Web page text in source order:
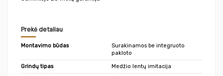
Prekė detaliau
Montavimo būdas
Surakinamos be integruoto
pakloto
Grindų tipas Medžio lentų imitacija